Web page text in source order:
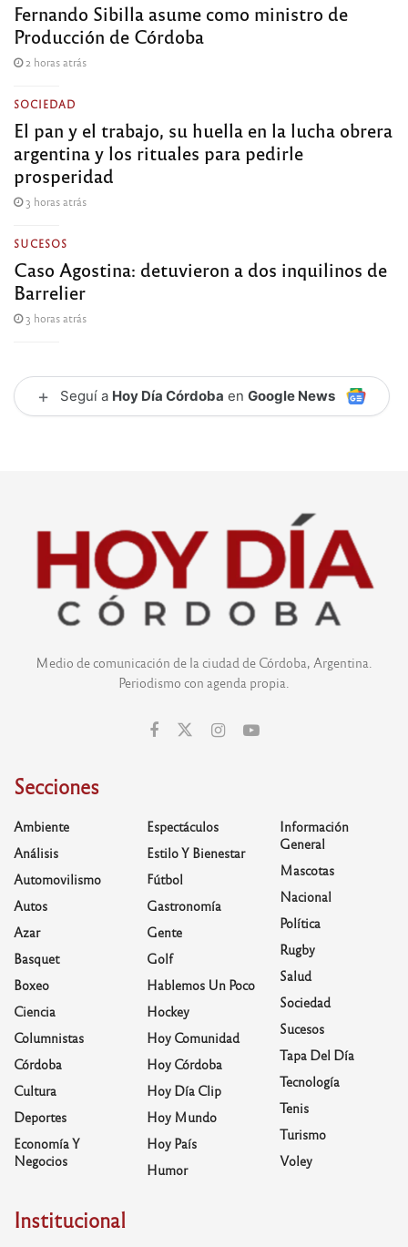
Fernando Sibilla asume como ministro de
Producción de Córdoba
2 horas atrás
SOCIEDAD
El pan y el trabajo, su huella en la lucha obrera
argentina y los rituales para pedirle
prosperidad
3 horas atrás
SUCESOS
Caso Agostina: detuvieron a dos inquilinos de
Barrelier
3 horas atrás
+ Seguí a Hoy Día Córdoba en Google News
Medio de comunicación de la ciudad de Córdoba, Argentina.
Periodismo con agenda propia.
Secciones
Ambiente
Análisis
Automovilismo
Autos
Azar
Basquet
Boxeo
Ciencia
Columnistas
Córdoba
Cultura
Deportes
Economía Y
Negocios
Espectáculos
Estilo Y Bienestar
Fútbol
Gastronomía
Gente
Golf
Hablemos Un Poco
Hockey
Hoy Comunidad
Hoy Córdoba
Hoy Día Clip
Hoy Mundo
Hoy País
Humor
Información
General
Mascotas
Nacional
Política
Rugby
Salud
Sociedad
Sucesos
Tapa Del Día
Tecnología
Tenis
Turismo
Voley
Institucional